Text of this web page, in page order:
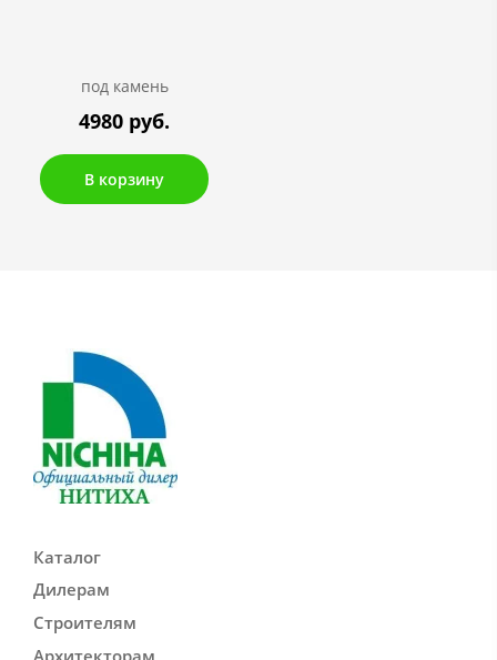
под камень
4980 руб.
В корзину
Каталог
Дилерам
Строителям